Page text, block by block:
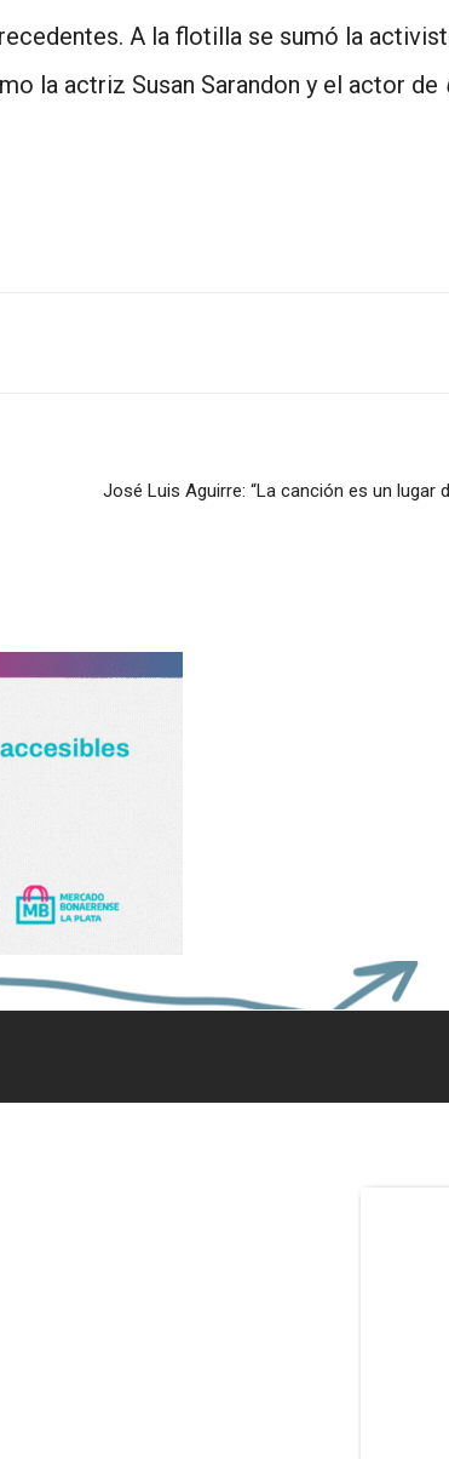
A la flotilla se sumó la
la actriz Susan Sarandon y el actor de
José Luis Aguirre: “La canción es un lugar